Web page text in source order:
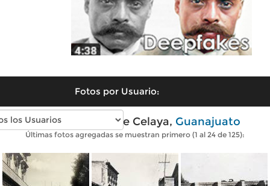
Fotos por Usuario:
Fotos antiguas de Celaya, Guanajuato
Últimas fotos agregadas se muestran primero (1 al 24 de 125):